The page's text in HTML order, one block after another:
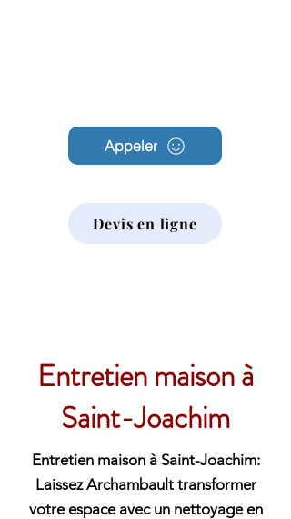
Appeler
Devis en ligne
Entretien maison à
Saint-Joachim
Entretien maison à Saint-Joachim:
Laissez Archambault transformer
votre espace avec un nettoyage en